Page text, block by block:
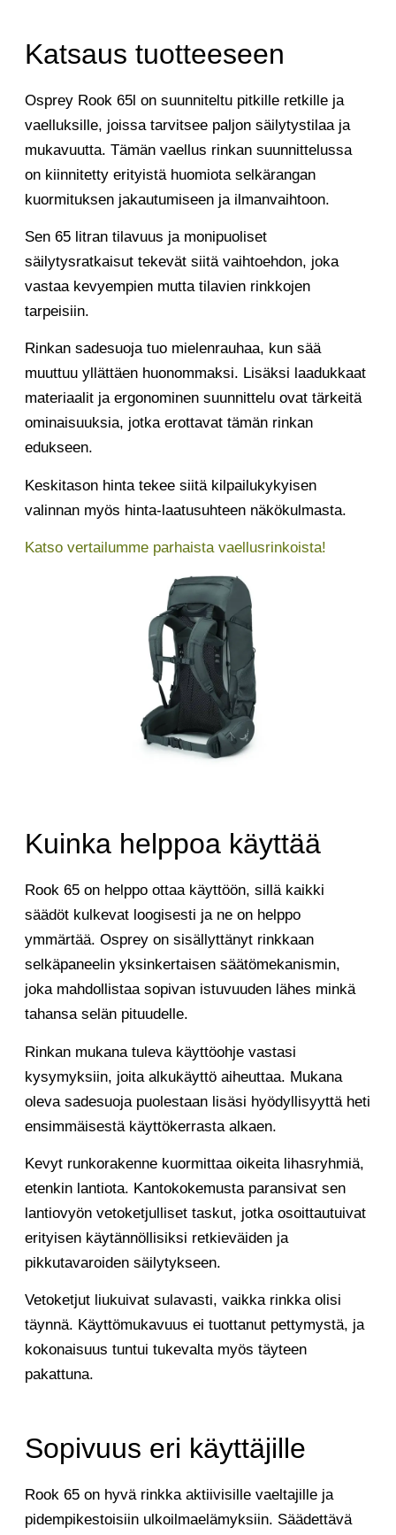
Katsaus tuotteeseen
Osprey Rook 65l on suunniteltu pitkille retkille ja
vaelluksille, joissa tarvitsee paljon säilytystilaa ja
mukavuutta. Tämän vaellus rinkan suunnittelussa
on kiinnitetty erityistä huomiota selkärangan
kuormituksen jakautumiseen ja ilmanvaihtoon.
Sen 65 litran tilavuus ja monipuoliset
säilytysratkaisut tekevät siitä vaihtoehdon, joka
vastaa kevyempien mutta tilavien rinkkojen
tarpeisiin.
Rinkan sadesuoja tuo mielenrauhaa, kun sää
muuttuu yllättäen huonommaksi. Lisäksi laadukkaat
materiaalit ja ergonominen suunnittelu ovat tärkeitä
ominaisuuksia, jotka erottavat tämän rinkan
edukseen.
Keskitason hinta tekee siitä kilpailukykyisen
valinnan myös hinta-laatusuhteen näkökulmasta.
Katso vertailumme parhaista vaellusrinkoista!
Kuinka helppoa käyttää
Rook 65 on helppo ottaa käyttöön, sillä kaikki
säädöt kulkevat loogisesti ja ne on helppo
ymmärtää. Osprey on sisällyttänyt rinkkaan
selkäpaneelin yksinkertaisen säätömekanismin,
joka mahdollistaa sopivan istuvuuden lähes minkä
tahansa selän pituudelle.
Rinkan mukana tuleva käyttöohje vastasi
kysymyksiin, joita alkukäyttö aiheuttaa. Mukana
oleva sadesuoja puolestaan lisäsi hyödyllisyyttä heti
ensimmäisestä käyttökerrasta alkaen.
Kevyt runkorakenne kuormittaa oikeita lihasryhmiä,
etenkin lantiota. Kantokokemusta paransivat sen
lantiovyön vetoketjulliset taskut, jotka osoittautuivat
erityisen käytännöllisiksi retkieväiden ja
pikkutavaroiden säilytykseen.
Vetoketjut liukuivat sulavasti, vaikka rinkka olisi
täynnä. Käyttömukavuus ei tuottanut pettymystä, ja
kokonaisuus tuntui tukevalta myös täyteen
pakattuna.
Sopivuus eri käyttäjille
Rook 65 on hyvä rinkka aktiivisille vaeltajille ja
pidempikestoisiin ulkoilmaelämyksiin. Säädettävä